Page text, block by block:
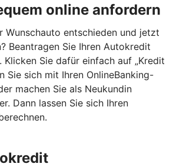
online anfordern
Wunschauto entschieden und jetzt
Beantragen Sie Ihren Autokredit
Klicken Sie dafür einfach auf „Kredit
Sie sich mit Ihren OnlineBanking-
machen Sie als Neukundin
Dann lassen Sie sich Ihren